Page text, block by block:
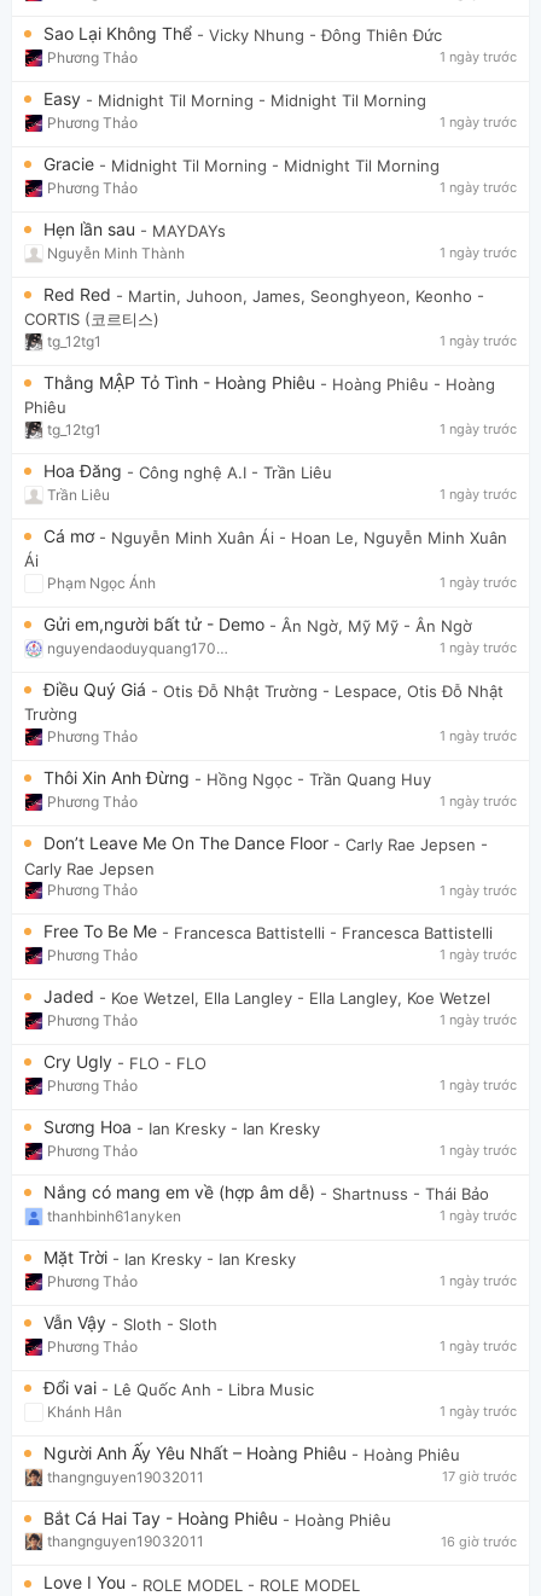
Sao Lại Không Thể - Vicky Nhung - Đông Thiên Đức
Phương Thảo 1 ngày trước
Easy - Midnight Til Morning - Midnight Til Morning
Phương Thảo 1 ngày trước
Gracie - Midnight Til Morning - Midnight Til Morning
Phương Thảo 1 ngày trước
Hẹn lần sau - MAYDAYs
Nguyễn Minh Thành 1 ngày trước
Red Red - Martin, Juhoon, James, Seonghyeon, Keonho -
CORTIS (코르티스)
tg_12tg1 1 ngày trước
Thằng MẬP Tỏ Tình - Hoàng Phiêu - Hoàng Phiêu - Hoàng
Phiêu
tg_12tg1 1 ngày trước
Hoa Đăng - Công nghệ A.I - Trần Liêu
Trần Liêu 1 ngày trước
Cá mơ - Nguyễn Minh Xuân Ái - Hoan Le, Nguyễn Minh Xuân
Ái
Phạm Ngọc Ánh 1 ngày trước
Gửi em,người bất tử - Demo - Ân Ngờ, Mỹ Mỹ - Ân Ngờ
nguyendaoduyquang17021 1 ngày trước
Điều Quý Giá - Otis Đỗ Nhật Trường - Lespace, Otis Đỗ Nhật
Trường
Phương Thảo 1 ngày trước
Thôi Xin Anh Đừng - Hồng Ngọc - Trần Quang Huy
Phương Thảo 1 ngày trước
Don’t Leave Me On The Dance Floor - Carly Rae Jepsen -
Carly Rae Jepsen
Phương Thảo 1 ngày trước
Free To Be Me - Francesca Battistelli - Francesca Battistelli
Phương Thảo 1 ngày trước
Jaded - Koe Wetzel, Ella Langley - Ella Langley, Koe Wetzel
Phương Thảo 1 ngày trước
Cry Ugly - FLO - FLO
Phương Thảo 1 ngày trước
Sương Hoa - Ian Kresky - Ian Kresky
Phương Thảo 1 ngày trước
Nắng có mang em về (hợp âm dễ) - Shartnuss - Thái Bảo
thanhbinh61anyken 1 ngày trước
Mặt Trời - Ian Kresky - Ian Kresky
Phương Thảo 1 ngày trước
Vẫn Vậy - Sloth - Sloth
Phương Thảo 1 ngày trước
Đổi vai - Lê Quốc Anh - Libra Music
Khánh Hân 1 ngày trước
Người Anh Ấy Yêu Nhất – Hoàng Phiêu - Hoàng Phiêu
thangnguyen19032011 17 giờ trước
Bắt Cá Hai Tay - Hoàng Phiêu - Hoàng Phiêu
thangnguyen19032011 16 giờ trước
Love I You - ROLE MODEL - ROLE MODEL